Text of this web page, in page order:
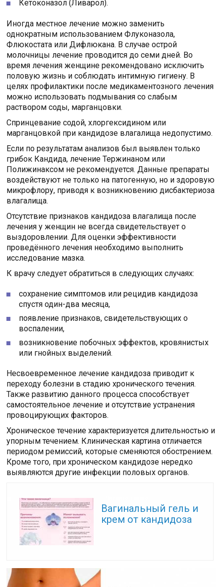
Кетоконазол (Ливарол).
Иногда местное лечение можно заменить
однократным использованием Флуконазола,
Флюкостата или Дифлюкана. В случае острой
молочницы лечение проводится до семи дней. Во
время лечения женщине рекомендовано исключить
половую жизнь и соблюдать интимную гигиену. В
целях профилактики после медикаментозного лечения
можно использовать подмывания со слабым
раствором соды, марганцовки.
Спринцевание содой, хлоргексидином или
марганцовкой при кандидозе влагалища недопустимо.
Если по результатам анализов был выявлен только
грибок Кандида, лечение Тержинаном или
Полижинаксом не рекомендуется. Данные препараты
воздействуют не только на патогенную, но и здоровую
микрофлору, приводя к возникновению дисбактериоза
влагалища.
Отсутствие признаков кандидоза влагалища после
лечения у женщин не всегда свидетельствует о
выздоровлении. Для оценки эффективности
проведённого лечения необходимо выполнить
исследование мазка.
К врачу следует обратиться в следующих случаях:
сохранение симптомов или рецидив кандидоза
спустя один-два месяца,
появление признаков, свидетельствующих о
воспалении,
возникновение побочных эффектов, кровянистых
или гнойных выделений.
Несвоевременное лечение кандидоза приводит к
переходу болезни в стадию хронического течения.
Также развитию данного процесса способствует
самостоятельное лечение и отсутствие устранения
провоцирующих факторов.
Хроническое течение характеризуется длительностью и
упорным течением. Клиническая картина отличается
периодом ремиссий, которые сменяются обострением.
Кроме того, при хроническом кандидозе нередко
выявляются другие инфекции половых органов.
Вагинальный гель и
крем от кандидоза